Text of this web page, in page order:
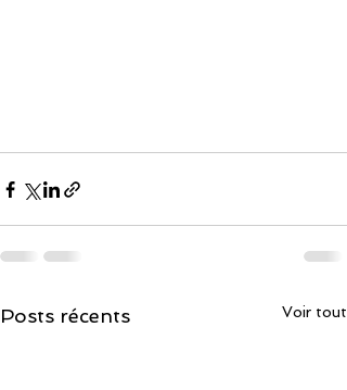
Posts récents Voir tout